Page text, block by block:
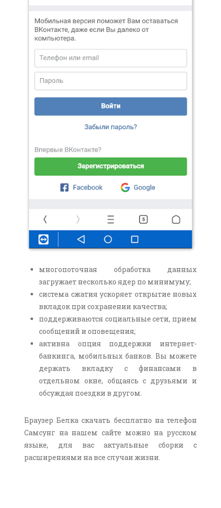
многопоточная обработка данных
загружает несколько ядер по минимуму;
система сжатия ускоряет открытие новых
вкладок при сохранении качества;
поддерживаются социальные сети, прием
сообщений и оповещения;
активна опция поддержки интернет-
банкинга, мобильных банков. Вы можете
держать вкладку с финансами в
отдельном окне, общаясь с друзьями и
обсуждая поездки в другом.
Браузер Белка скачать бесплатно на телефон
Самсунг на нашем сайте можно на русском
языке, для вас актуальные сборки с
расширениями на все случаи жизни.